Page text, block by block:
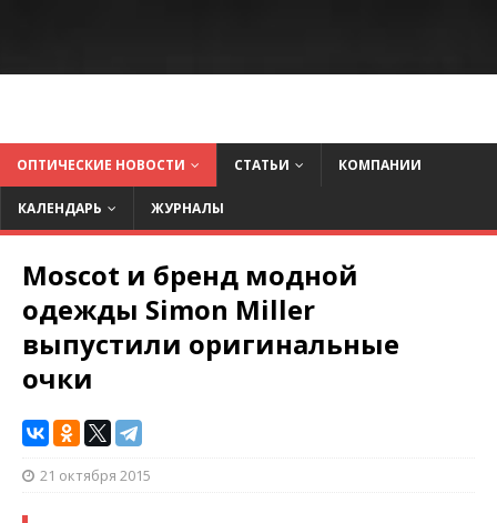
ОПТИЧЕСКИЕ НОВОСТИ СТАТЬИ КОМПАНИИ
КАЛЕНДАРЬ ЖУРНАЛЫ
Moscot и бренд модной
одежды Simon Miller
выпустили оригинальные
очки
21 октября 2015